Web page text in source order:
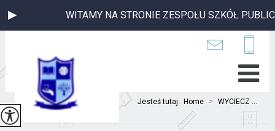
NA STRONIE ZESPOŁU SZKÓŁ PUBLICZNYCH W
Jesteś tutaj: Home > WYCIECZ ...